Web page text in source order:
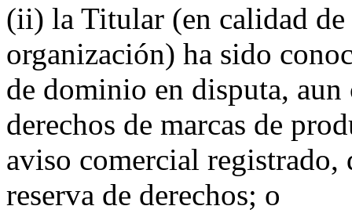
(ii) la Titular (en calidad de
organización) ha sido
de dominio en disputa,
derechos de marcas de
aviso comercial
reserva de derechos; o